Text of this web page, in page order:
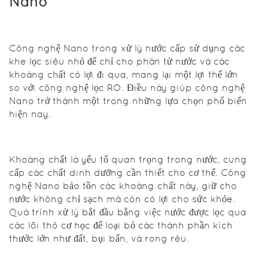
Với nguồn
nước sạch
ngày càng
khan hiếm
và nhu cầu
sử dụng
dụng các
công nghệ
xử lý nước
cấp trở nên
cấp thiết để
đảm bảo
nguồn nước
Công nghệ Nano trong xử lý nước cấp sử dụng các
khe lọc siêu nhỏ để chỉ cho phân tử nước và các
khoáng chất có lợi đi qua, mang lại một lợi thế lớn
so với công nghệ lọc RO. Điều này giúp công nghệ
Nano trở thành một trong những lựa chọn phổ biến
hiện nay.
Khoáng chất là yếu tố quan trọng trong nước, cung
cấp các chất dinh dưỡng cần thiết cho cơ thể. Công
nghệ Nano bảo tồn các khoáng chất này, giữ cho
nước không chỉ sạch mà còn có lợi cho sức khỏe.
Quá trình xử lý bắt đầu bằng việc nước được lọc qua
các lõi thô cơ học để loại bỏ các thành phần kích
thước lớn như đất, bụi bẩn, và rong rêu.